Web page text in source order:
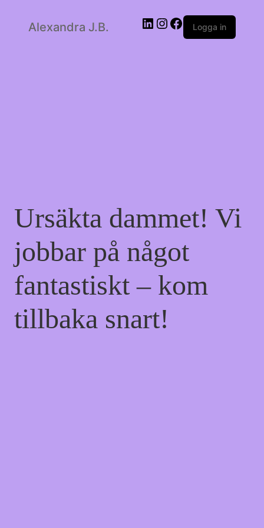
Alexandra J.B. LinkedIn
Instagram
Facebook
Logga in
Ursäkta dammet! Vi
jobbar på något
fantastiskt – kom
tillbaka snart!